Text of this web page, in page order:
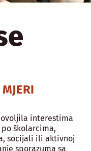
interestima
školarcima,
socijali ili aktivnoj
sporazuma sa